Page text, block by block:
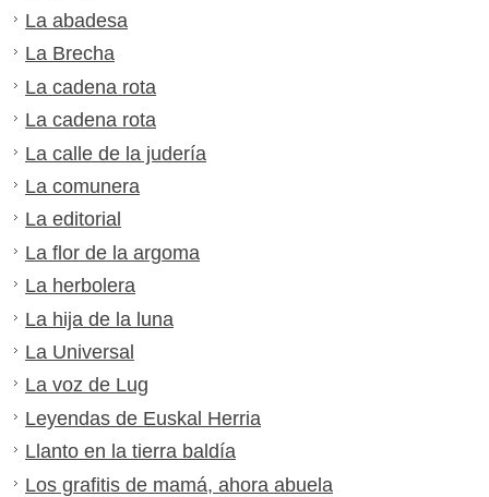
La abadesa
La Brecha
La cadena rota
La cadena rota
La calle de la judería
La comunera
La editorial
La flor de la argoma
La herbolera
La hija de la luna
La Universal
La voz de Lug
Leyendas de Euskal Herria
Llanto en la tierra baldía
Los grafitis de mamá, ahora abuela